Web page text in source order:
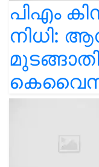
പിഎം
നിധി: